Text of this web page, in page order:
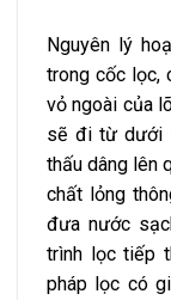
Nguyên lý
trong cốc lọc,
vỏ ngoài của
sẽ đi từ dưới
thấu dâng lên
chất lỏng
đưa nước
trình lọc tiếp
pháp lọc có